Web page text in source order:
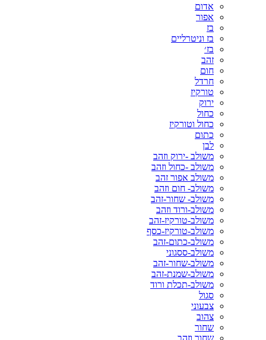
אדום
אפור
בז
בז וניטרליים
בז׳
זהב
חום
חרדל
טורקיז
ירוק
כחול
כחול וטורקיז
כתום
לבן
משולב -ירוק וזהב
משולב -כחול וזהב
משולב אפור זהב
משולב- חום וזהב
משולב- שחור-זהב
משולב-ורוד וזהב
משולב-טורקיז-זהב
משולב-טורקיז-כסף
משולב-כתום-זהב
משולב-ססגוני
משולב-שחור-זהב
משולב-שמנת-זהב
משולב-תכלת ורוד
סגול
צבעוני
צהוב
שחור
שחור וזהב